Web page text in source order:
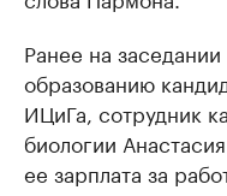
Ранее на
образованию
ИЦиГа, сотрудник
биологии
ее зарплата за